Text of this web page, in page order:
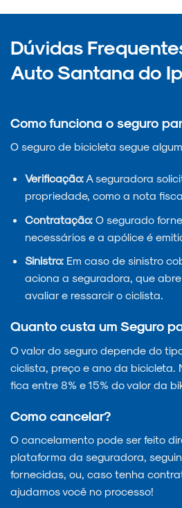
Dúvidas
Auto Santana do
Como funciona o seguro
O seguro de bicicleta segue
Verificação:A seguradora
propriedade, como a nota
Contratação:O segurado
necessários e a apólice é
Sinistro:Em caso de sinistro
aciona a seguradora, que
avaliar e ressarcir o ciclista.
Quanto custa um Seguro
O valor do seguro depende do
ciclista, preço e ano da bicicleta.
fica entre 8% e 15% do valor da
Como cancelar?
O cancelamento pode ser feito
plataforma da seguradora,
fornecidas, ou, caso tenha
ajudamos você no processo!